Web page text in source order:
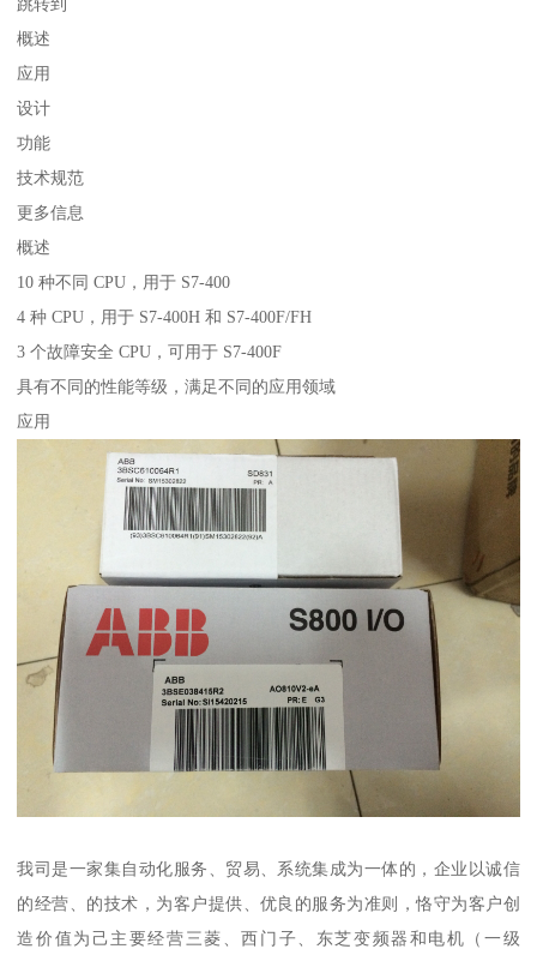
跳转到
概述
应用
设计
功能
技术规范
更多信息
概述
10 种不同 CPU，用于 S7-400
4 种 CPU，用于 S7-400H 和 S7-400F/FH
3 个故障安全 CPU，可用于 S7-400F
具有不同的性能等级，满足不同的应用领域
应用
我司是一家集自动化服务、贸易、系统集成为一体的，企业以诚信
的经营、的技术，为客户提供、优良的服务为准则，恪守为客户创
造价值为己主要经营三菱、西门子、东芝变频器和电机（一级